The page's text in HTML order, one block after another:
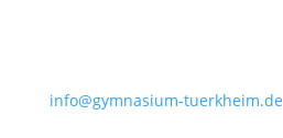
info@gymnasium-tuerkheim.de